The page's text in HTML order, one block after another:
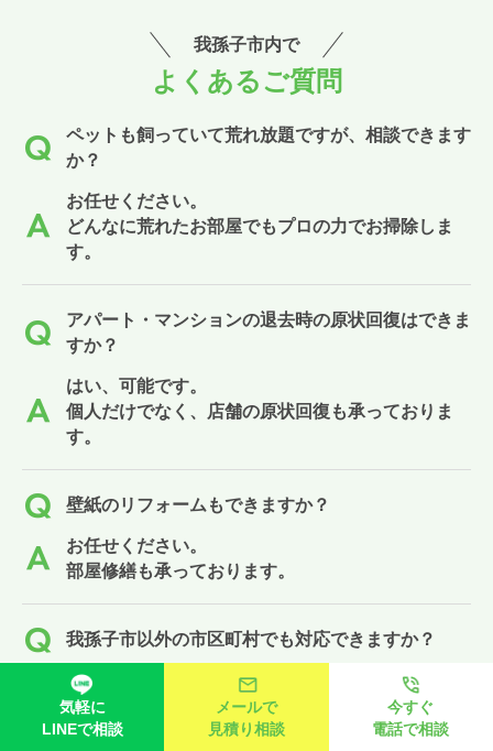
我孫子市内で
よくあるご質問
ペットも飼っていて荒れ放題ですが、相談できます
か？
お任せください。
どんなに荒れたお部屋でもプロの力でお掃除しま
す。
アパート・マンションの退去時の原状回復はできま
すか？
はい、可能です。
個人だけでなく、店舗の原状回復も承っておりま
す。
壁紙のリフォームもできますか？
お任せください。
部屋修繕も承っております。
我孫子市以外の市区町村でも対応できますか？
もちろんです
ゴミ屋敷ハンターでは、我孫子市をはじめ、周辺の
市区町村に対応しております。
気軽に
LINEで相談
メールで
見積り相談
今すぐ
電話で相談